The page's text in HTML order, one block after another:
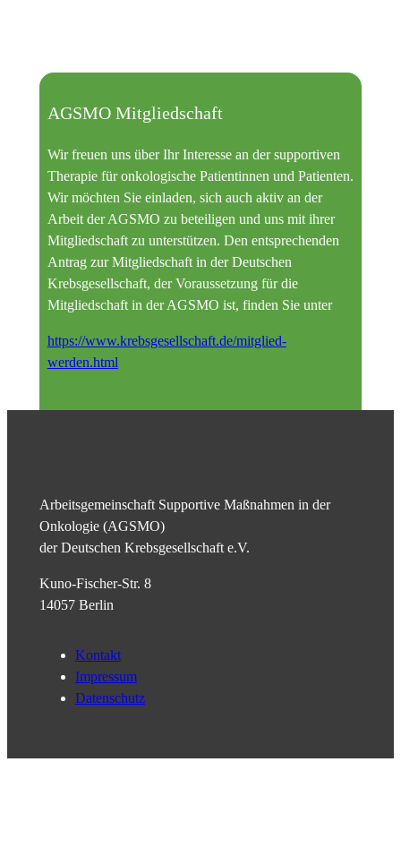
AGSMO Mitgliedschaft
Wir freuen uns über Ihr Interesse an der supportiven
Therapie für onkologische Patientinnen und Patienten.
Wir möchten Sie einladen, sich auch aktiv an der
Arbeit der AGSMO zu beteiligen und uns mit ihrer
Mitgliedschaft zu unterstützen. Den entsprechenden
Antrag zur Mitgliedschaft in der Deutschen
Krebsgesellschaft, der Voraussetzung für die
Mitgliedschaft in der AGSMO ist, finden Sie unter
https://www.krebsgesellschaft.de/mitglied-
werden.html
Arbeitsgemeinschaft Supportive Maßnahmen in der
Onkologie (AGSMO)
der Deutschen Krebsgesellschaft e.V.
Kuno-Fischer-Str. 8
14057 Berlin
Kontakt
Impressum
Datenschutz